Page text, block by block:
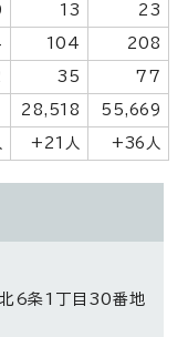
13 23
104 208
35 77
28,518 55,669
+21人 +36人
6条1丁目30番地